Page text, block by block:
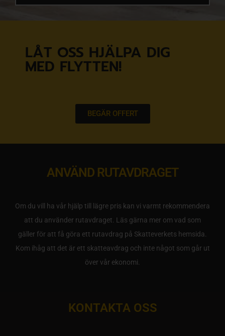
LÅT OSS HJÄLPA DIG
MED FLYTTEN!
BEGÄR OFFERT
ANVÄND RUTAVDRAGET
Om du vill ha vår hjälp till lägre pris kan vi varmt rekommendera
att du använder rutavdraget. Läs gärna mer om vad som
gäller för att få göra ett rutavdrag på Skatteverkets hemsida.
Kom ihåg att det är ett skatteavdrag och inte något som går ut
över vår ekonomi.
KONTAKTA OSS